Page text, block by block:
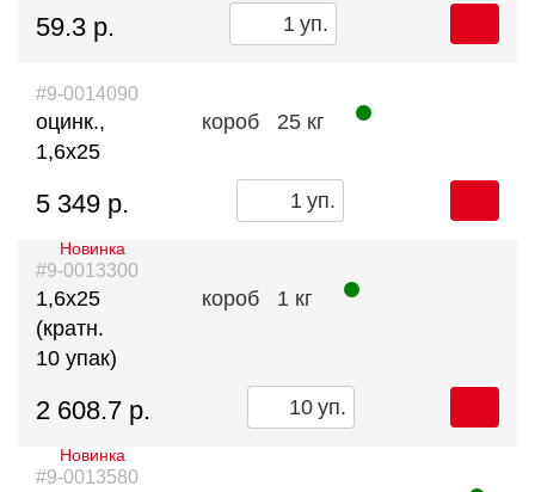
59.3 р. уп.
#9-0014090
оцинк.,
1,6х25
короб 25 кг
5 349 р. уп.
#9-0013300
Новинка
1,6х25
(кратн.
10 упак)
короб 1 кг
2 608.7 р. уп.
#9-0013580
Новинка